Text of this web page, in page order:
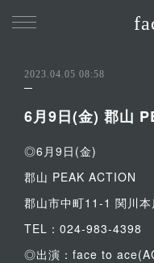
2023.04.05 08:58
6月9日(金) 郡山
◎6月9日(金)
郡山 PEAK ACTION
郡山市中町11-1 関川
TEL：024-983-4398
◎出演：face to